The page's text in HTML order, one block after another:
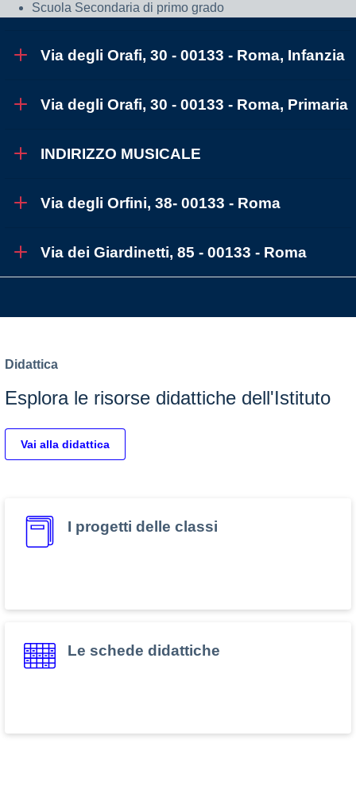
Scuola Secondaria di primo grado
Via degli Orafi, 30 - 00133 - Roma, Infanzia
Via degli Orafi, 30 - 00133 - Roma, Primaria
INDIRIZZO MUSICALE
Via degli Orfini, 38- 00133 - Roma
Via dei Giardinetti, 85 - 00133 - Roma
Didattica
Esplora le risorse didattiche dell'Istituto
Vai alla didattica
I progetti delle classi
Le schede didattiche